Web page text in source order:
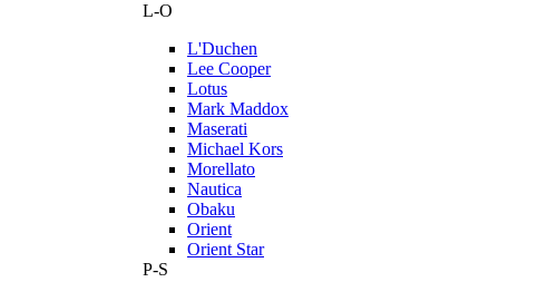
L-O
L'Duchen
Lee Cooper
Lotus
Mark Maddox
Maserati
Michael Kors
Morellato
Nautica
Obaku
Orient
Orient Star
P-S